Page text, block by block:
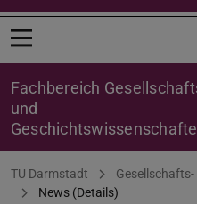
Menü öffnen
Fachbereich
und
Sie befinden sich hier:
TU Darmstadt
News (Details)